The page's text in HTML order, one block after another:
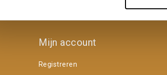
eerlijke prijs Service na verkoop
Mijn account
Registreren